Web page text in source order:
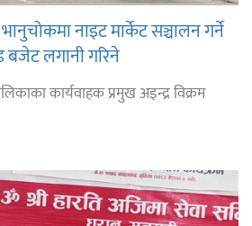
नाइट मार्केट सञ्चालन गर्ने
बजेट लगानी गरिने
कार्यवाहक प्रमुख अइन्द्र विक्रम